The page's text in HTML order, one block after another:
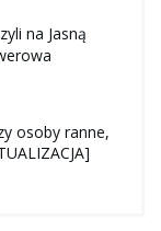
Kierowcy
Wsi.